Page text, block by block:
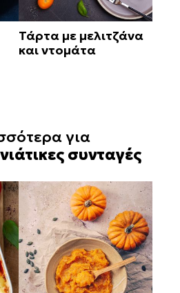
Τάρτα με μελιτζάνα
και ντομάτα
για
συνταγές